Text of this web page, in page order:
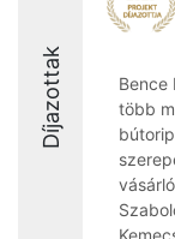
Díjazottak
Bence
több